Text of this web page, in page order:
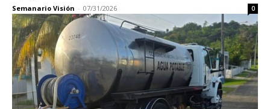
Semanario Visión - 07/31/2026 0